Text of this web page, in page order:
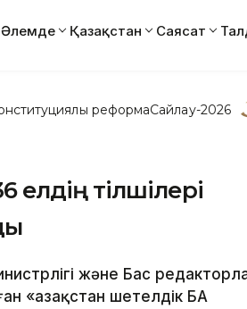
Әлемде Қазақстан Саясат
реформаСайлау-2026
елдің тілшілері
және Бас
«Қазақстан шетелдік БАҚ